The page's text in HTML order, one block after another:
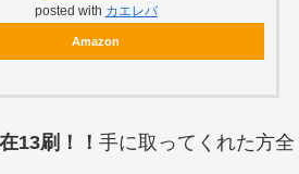
posted with カエレバ
Amazon
13刷！！ 手に取ってくれた方全